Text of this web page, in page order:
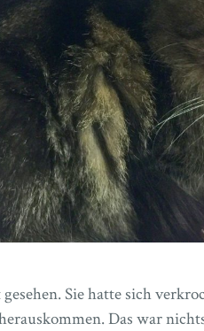
Sie hatte sich
Das war